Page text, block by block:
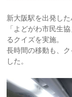
新大阪駅を出発し
「よどがわ市民生
るクイズを実施。
長時間の移動も、
した。